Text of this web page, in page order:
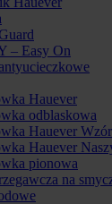
– Easy On
Hauever
odblaskowa
Hauever Wzór
Hauever
pionowa
na